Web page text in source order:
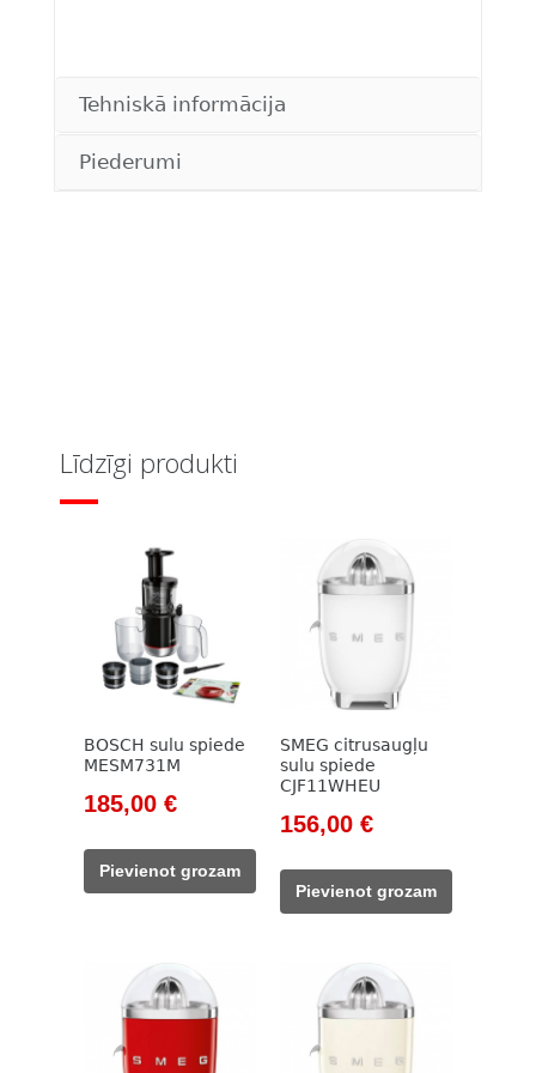
Tehniskā informācija
Piederumi
Līdzīgi produkti
BOSCH sulu spiede
MESM731M
Original
was:
262,00 €.
185,00 €Current
185,00 €.
Pievienot grozam
SMEG citrusaugļu
sulu spiede
CJF11WHEU
Original
was:
178,00 €.
156,00 €Current
156,00 €.
Pievienot grozam